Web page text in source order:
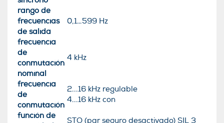
rango de
frecuencias
de salida
0,1…599 Hz
frecuencia
de
conmutación
nominal
4 kHz
frecuencia
de
conmutación
2...16 kHz regulable
4...16 kHz con
función de
STO (par seguro desactivado) SIL 3